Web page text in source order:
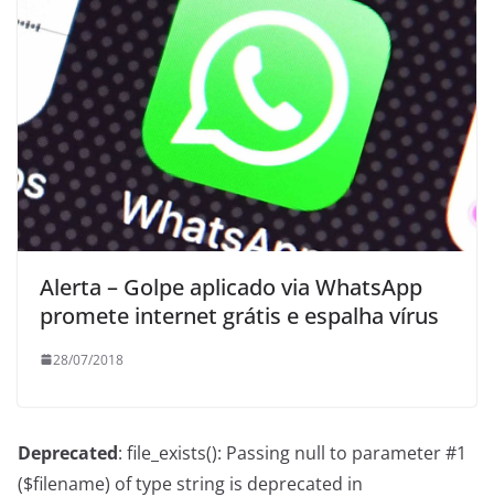
Alerta – Golpe aplicado via WhatsApp
promete internet grátis e espalha vírus
28/07/2018
Deprecated: file_exists(): Passing null to parameter #1
($filename) of type string is deprecated in